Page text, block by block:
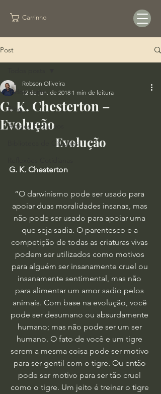
Carrinho
Post
Todos posts
Blog
Artigos Exclusivos
Biblioteca de Citações
G. K. Chesterton –
Evolução
Robson Oliveira
12 de jun. de 2018 1 min de leitura
Evolução
G. K. Chesterton
“O darwinismo pode ser usado para
apoiar duas moralidades insanas, mas
não pode ser usado para apoiar uma
que seja sadia. O parentesco e a
competição de todas as criaturas vivas
podem ser utilizados como motivos
para alguém ser insanamente cruel ou
insanamente sentimental, mas não
para alimentar um amor sadio pelos
animais. Com base na evolução, você
pode ser desumano ou absurdamente
humano; mas não pode ser um ser
humano. O fato de você e um tigre
serem a mesma coisa pode ser motivo
para ser gentil com o tigre. Ou então
pode ser motivo para ser tão cruel
como o tigre. Um jeito é treinar o tigre